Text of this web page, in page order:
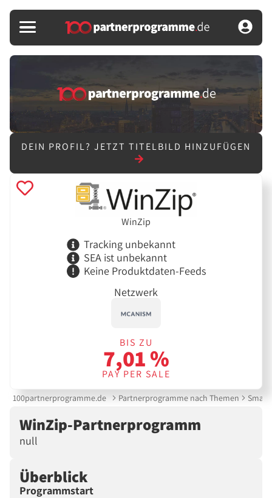
DEIN PROFIL? JETZT TITELBILD HINZUFÜGEN
WinZip
Tracking unbekannt
SEA ist unbekannt
Keine Produktdaten-Feeds
Netzwerk
BIS ZU
7,01 %
PAY PER SALE
100partnerprogramme.de Partnerprogramme nach Themen
WinZip-Partnerprogramm
null
Überblick
Programmstart